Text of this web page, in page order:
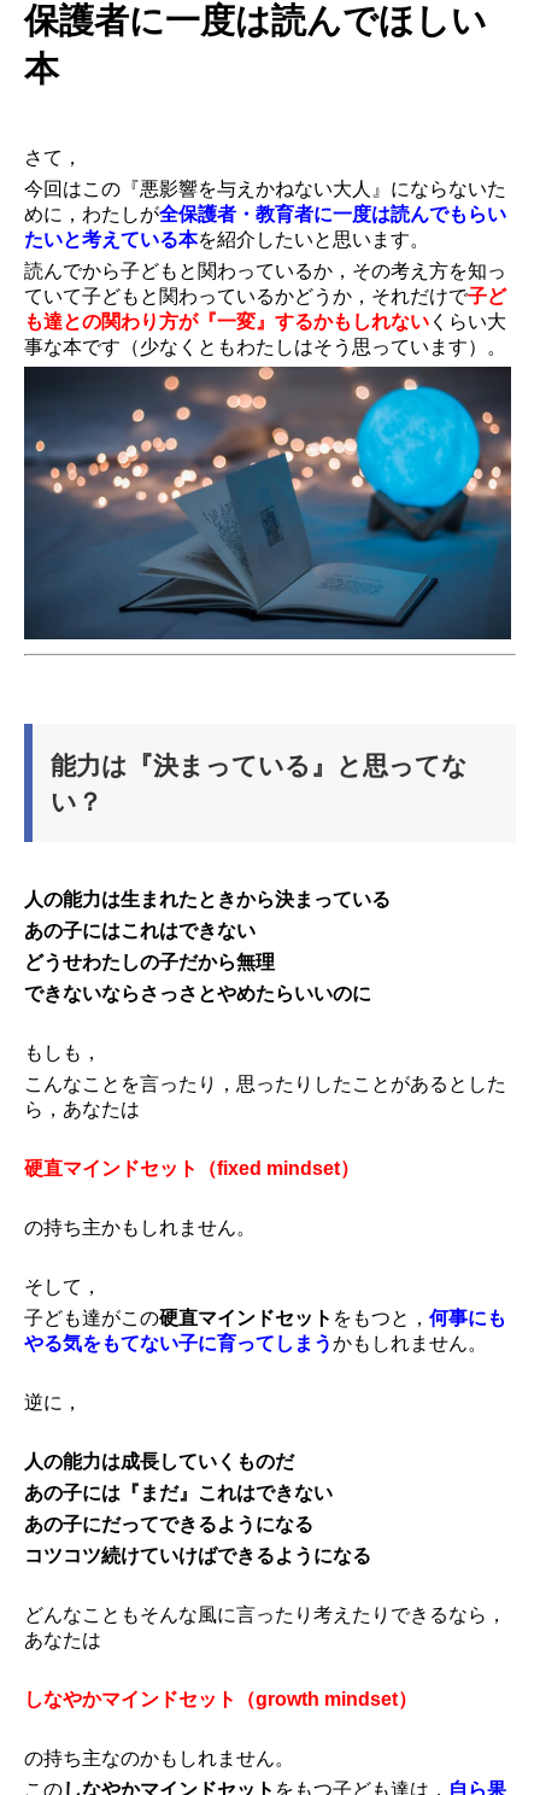
保護者に一度は読んでほしい
本
さて，
今回はこの『悪影響を与えかねない大人』にならないた
めに，わたしが全保護者・教育者に一度は読んでもらい
たいと考えている本を紹介したいと思います。
読んでから子どもと関わっているか，その考え方を知っ
ていて子どもと関わっているかどうか，それだけで子ど
も達との関わり方が『一変』するかもしれない くらい大
事な本です（少なくともわたしはそう思っています）。
能力は『決まっている』と思ってな
い？
人の能力は生まれたときから決まっている
あの子にはこれはできない
どうせわたしの子だから無理
できないならさっさとやめたらいいのに
もしも，
こんなことを言ったり，思ったりしたことがあるとした
ら，あなたは
硬直マインドセット（fixed mindset）
の持ち主かもしれません。
そして，
子ども達がこの硬直マインドセット をもつと， 何事にも
やる気をもてない子に育ってしまうかもしれません。
逆に，
人の能力は成長していくものだ
あの子には『まだ』これはできない
あの子にだってできるようになる
コツコツ続けていけばできるようになる
どんなこともそんな風に言ったり考えたりできるなら，
あなたは
しなやかマインドセット（growth mindset）
の持ち主なのかもしれません。
このしなやかマインドセット をもつ子ども達は， 自ら果